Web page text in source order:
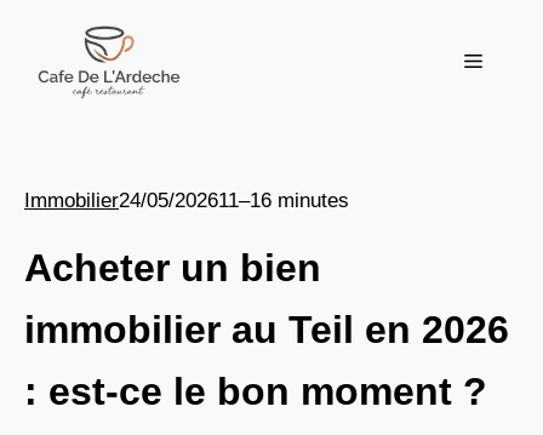
contenu
Menu
Immobilier24/05/202611–16 minutes
Acheter un bien
immobilier au Teil en 2026
: est-ce le bon moment ?